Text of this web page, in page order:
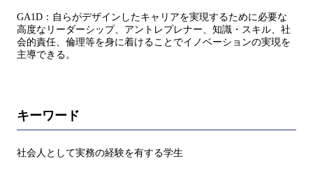
GA1D：自らがデザインしたキャリアを実現するために必要な
高度なリーダーシップ、アントレプレナー、知識・スキル、社
会的責任、倫理等を身に着けることでイノベーションの実現を
主導できる。
キーワード
社会人として実務の経験を有する学生